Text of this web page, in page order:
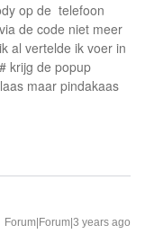
op de telefoon
de code niet meer
al vertelde ik voer in
krijg de popup
maar pindakaas
Forum|Forum|3 years ago